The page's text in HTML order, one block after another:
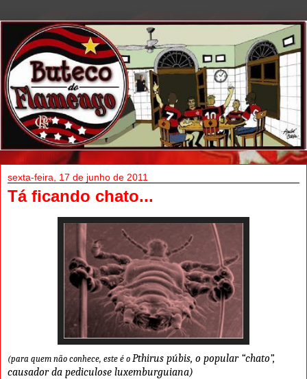
sexta-feira, 17 de junho de 2011
Tá ficando chato...
(para quem não conhece, este é o Pthirus púbis, o popular “chato”,
causador da pediculose luxemburguiana)